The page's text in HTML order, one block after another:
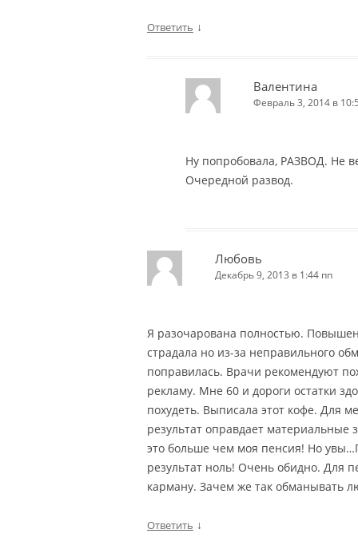
Ответить ↓
Валентина
Февраль 3, 2014 в
Ну попробовала, РАЗВОД. Не
Очередной развод.
Любовь
Декабрь 9, 2013 в 1:44 пп
Я разочарована полностью.
страдала но из-за неправильного
поправилась. Врачи рекомендуют
рекламу. Мне 60 и дороги остатки
похудеть. Выписала этот кофе. Для
результат оправдает
это больше чем моя пенсия! Но
результат ноль! Очень обидно. Для
карману. Зачем же так обманывать
Ответить ↓